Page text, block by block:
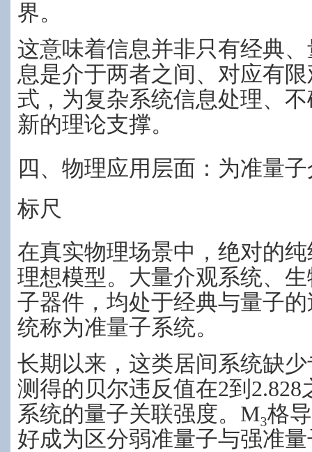
界。
这意味着信息并非只有经典
息是介于两者之间、对应有
式，为复杂系统信息处理、
新的理论支撑。
四、物理应用层面：为准量
标尺
在真实物理场景中，绝对的
理想模型。大量介观系统、
子器件，均处于经典与量子
统称为准量子系统。
长期以来，这类居间系统缺
测得的贝尔违反值在2到
系统的量子关联强度。M₃格
好成为区分弱准量子与强准